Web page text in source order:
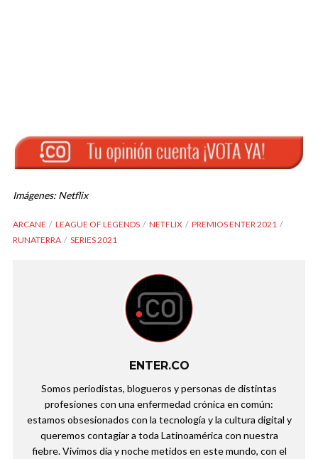
Imágenes: Netflix
ARCANE LEAGUE OF LEGENDS NETFLIX
PREMIOS ENTER 2021
RUNATERRA
SERIES 2021
ENTER.CO
Somos periodistas, blogueros y personas de distintas
profesiones con una enfermedad crónica en común:
estamos obsesionados con la tecnología y la cultura digital y
queremos contagiar a toda Latinoamérica con nuestra
fiebre. Vivimos día y noche metidos en este mundo, con el